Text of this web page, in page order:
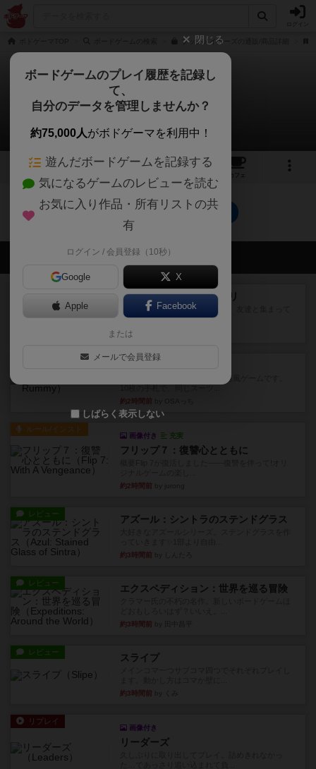
ブックメイカーズの通販/商品詳細
ブックメイカーズ
0件の動画
7 2
カフェ
ブックメイカーズのトップに戻る
会員の新しい投稿
ナンジャモンジャ・ミドリ
私は吃音を持っているのですが、友達と集まって
このゲームをした際、3ゲー...
1分前
トランプで遊べる2人対戦の麻雀風ゲームです。
約2時間前
ルール/インスト
画像付き 充実
フリップ７：復讐心とともに
約2時間前
レビュー アズール：シントラのステンドグラス
約3時間前
レビュー エクスペディション：世界を巡る冒険
約3時間前
レビュー スライプ
約3時間前
リプレイ
画像付き
リーダーズ
閉じる
ボードゲームのプレイ履歴を記録し
て、
自分のデータを管理しませんか？
約75,000人がボドゲーマを利用中！
遊んだボードゲームを記録する
気になるゲームのレビューを読む
お気に入り作品・所有リストの共
有
ログイン / 会員登録（10秒）
Google X
Apple Facebook
または
メールで会員登録
しばらく表示しない